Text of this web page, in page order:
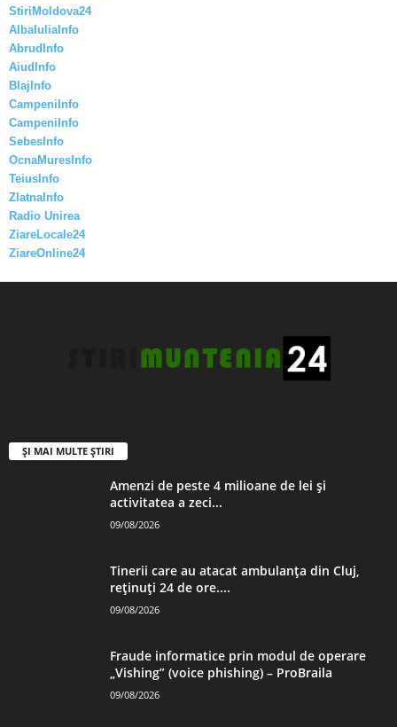
StiriMoldova24
AlbaIuliaInfo
AbrudInfo
AiudInfo
BlajInfo
CampeniInfo
CampeniInfo
SebesInfo
OcnaMuresInfo
TeiusInfo
ZlatnaInfo
Radio Unirea
ZiareLocale24
ZiareOnline24
ȘI MAI MULTE ȘTIRI
Amenzi de peste 4 milioane de lei şi
activitatea a zeci...
09/08/2026
Tinerii care au atacat ambulanța din Cluj,
reținuți 24 de ore....
09/08/2026
Fraude informatice prin modul de operare
„Vishing” (voice phishing) – ProBraila
09/08/2026